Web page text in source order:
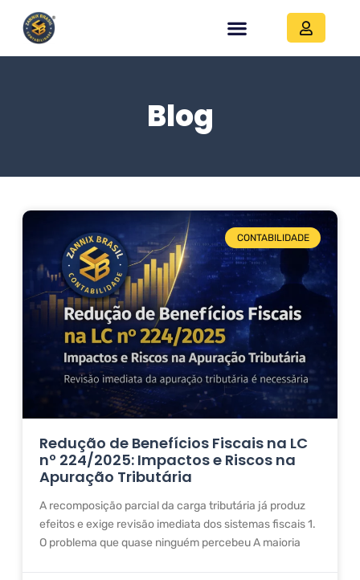
Blog
CONTABILIDADE
Redução de Benefícios Fiscais na LC
nº 224/2025: Impactos e Riscos na
Apuração Tributária
A recomposição parcial da carga tributária já produz
efeitos e exige revisão imediata dos sistemas fiscais 1.
O problema que quase ninguém percebeu A maioria